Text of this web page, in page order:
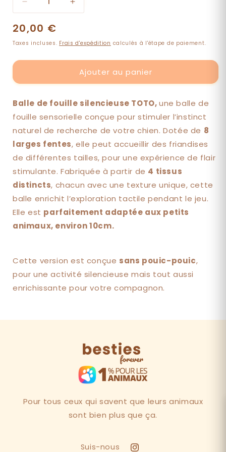
Réduire
la
quantité
Balle
de
Augmenter
la
Balle
de
fouille
TOTO
Prix
habituel
20,00 €
Taxes incluses. Frais d'expédition calculés à l'étape de paiement.
Ajouter au panier
Balle de fouille silencieuse TOTO,une balle de
fouille sensorielle conçue pour stimuler l’instinct
naturel de recherche de votre chien. Dotée de 8
larges fentes, elle peut accueillir des friandises
de différentes tailles, pour une expérience de flair
stimulante. Fabriquée à partir de 4 tissus
distincts, chacun avec une texture unique, cette
balle enrichit l’exploration tactile pendant le jeu.
Elle est parfaitement adaptée aux petits
animaux, environ 10cm.
Cette version est conçue sans pouic-pouic,
pour une activité silencieuse mais tout aussi
enrichissante pour votre compagnon.
Pour tous ceux qui savent que leurs animaux
sont bien plus que ça.
Suis-nous